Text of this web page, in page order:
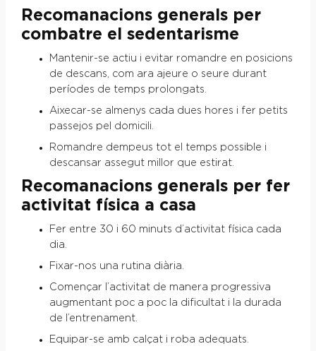
Recomanacions generals per
combatre el sedentarisme
Mantenir-se actiu i evitar romandre en posicions
de descans, com ara ajeure o seure durant
períodes de temps prolongats.
Aixecar-se almenys cada dues hores i fer petits
passejos pel domicili.
Romandre dempeus tot el temps possible i
descansar assegut millor que estirat.
Recomanacions generals per fer
activitat física a casa
Fer entre 30 i 60 minuts d’activitat física cada
dia.
Fixar-nos una rutina diària.
Començar l’activitat de manera progressiva
augmentant poc a poc la dificultat i la durada
de l’entrenament.
Equipar-se amb calçat i roba adequats.